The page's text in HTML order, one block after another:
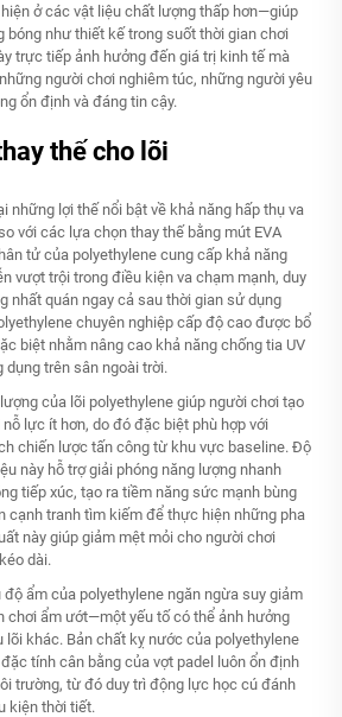
ở các vật liệu chất lượng thấp hơn—giúp
bóng như thiết kế trong suốt thời gian chơi
trực tiếp ảnh hưởng đến giá trị kinh tế mà
người chơi nghiêm túc, những người yêu
ổn định và đáng tin cậy.
thế cho lõi
những lợi thế nổi bật về khả năng hấp thụ va
với các lựa chọn thay thế bằng mút EVA
tử của polyethylene cung cấp khả năng
vượt trội trong điều kiện va chạm mạnh, duy
nhất quán ngay cả sau thời gian sử dụng
chuyên nghiệp cấp độ cao được bổ
biệt nhằm nâng cao khả năng chống tia UV
trên sân ngoài trời.
của lõi polyethylene giúp người chơi tạo
lực ít hơn, do đó đặc biệt phù hợp với
chiến lược tấn công từ khu vực baseline. Độ
này hỗ trợ giải phóng năng lượng nhanh
tiếp xúc, tạo ra tiềm năng sức mạnh bùng
cạnh tranh tìm kiếm để thực hiện những pha
này giúp giảm mệt mỏi cho người chơi
dài.
độ ẩm của polyethylene ngăn ngừa suy giảm
chơi ẩm ướt—một yếu tố có thể ảnh hưởng
khác. Bản chất kỵ nước của polyethylene
tính cân bằng của vợt padel luôn ổn định
trường, từ đó duy trì động lực học cú đánh
kiện thời tiết.